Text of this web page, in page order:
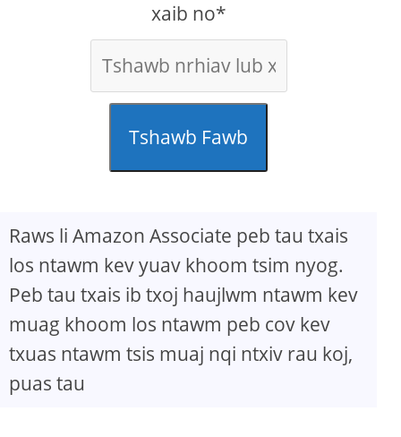
xaib no*
Tshawb Fawb
Raws li Amazon Associate peb tau txais
los ntawm kev yuav khoom tsim nyog.
Peb tau txais ib txoj haujlwm ntawm kev
muag khoom los ntawm peb cov kev
txuas ntawm tsis muaj nqi ntxiv rau koj,
puas tau